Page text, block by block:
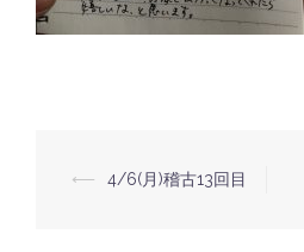
投
⟵ 4/6(月)稽古13回目